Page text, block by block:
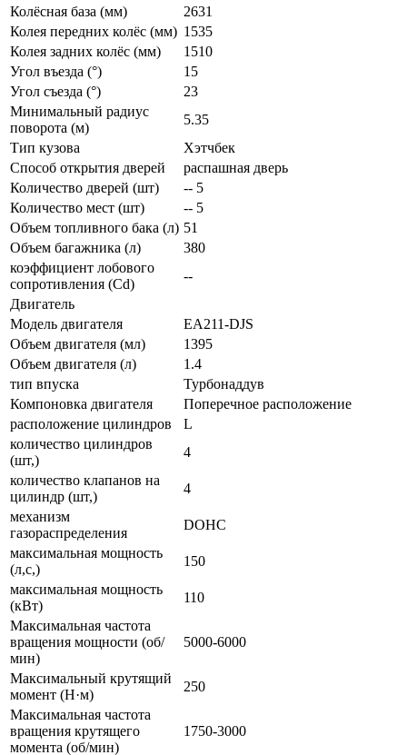
Колёсная база (мм)
2631
Колея передних колёс (мм) 1535
Колея задних колёс (мм)
1510
Угол въезда (°)
15
Угол съезда (°)
23
Минимальный радиус
поворота (м)
5.35
Тип кузова
Хэтчбек
Способ открытия дверей
распашная дверь
Количество дверей (шт)
-- 5
Количество мест (шт)
-- 5
Объем топливного бака (л) 51
Объем багажника (л)
380
коэффициент лобового
сопротивления (Cd)
--
Двигатель
Модель двигателя
EA211-DJS
Объем двигателя (мл)
1395
Объем двигателя (л)
1.4
тип впуска
Турбонаддув
Компоновка двигателя
Поперечное расположение
расположение цилиндров
L
количество цилиндров
(шт,)
4
количество клапанов на
цилиндр (шт,)
4
механизм
газораспределения
DOHC
максимальная мощность
(л,с,)
150
максимальная мощность
(кВт)
110
Максимальная частота
вращения мощности (об/
мин)
5000-6000
Максимальный крутящий
момент (Н·м)
250
Максимальная частота
вращения крутящего
момента (об/мин)
1750-3000